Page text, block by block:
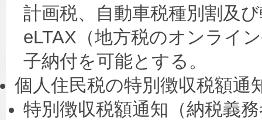
計画税、自動車税種別割及
eLTAX（地方税のオンライ
子納付を可能とする。
個人住民税の特別徴収税額通
特別徴収税額通知（納税義